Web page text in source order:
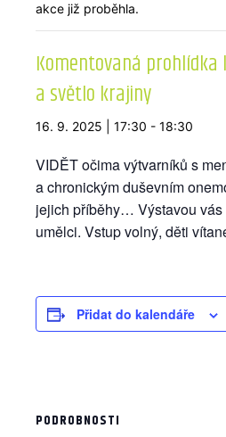
akce již proběhla.
Komentovaná
a světlo krajiny
16. 9. 2025 | 17:30 - 18:30
VIDĚT očima výtvarníků s
a chronickým duševním
jejich příběhy… Výstavou vás
umělci. Vstup volný, děti
Přidat do kalendáře
PODROBNOSTI